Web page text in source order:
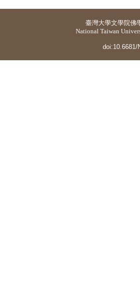
臺灣大學文學院佛
National Taiwan
doi:10.6681/